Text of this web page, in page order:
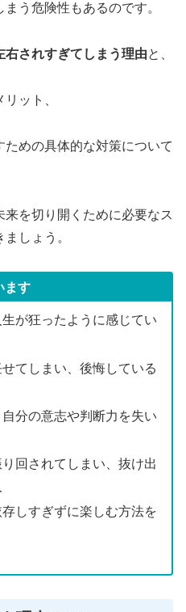
う危険性もあるのです。
右されすぎてしまう理由と、
ット、
めの具体的な対策について
を切り開くために必要なス
しょう。
ます
が狂ったように感じてい
てしまい、後悔している
分の意志や判断力を失い
回されてしまい、抜け出
しすぎずに楽しむ方法を